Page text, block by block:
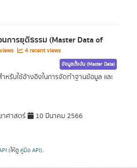
การยุติธรรม (Master Data of
4 recent views
ข้อมูลตั้งต้น (Master Data)
หรับใช้อ้างอิงในการจัดทำฐานข้อมูล และ
าศาสตร์ 10 มีนาคม 2566
(ให้ดู คู่มือ API).